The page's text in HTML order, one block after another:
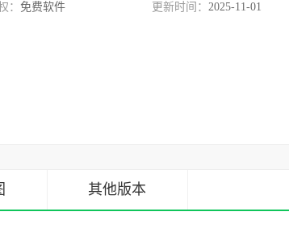
： 免费软件 更新时间： 2025-11-01
其他版本